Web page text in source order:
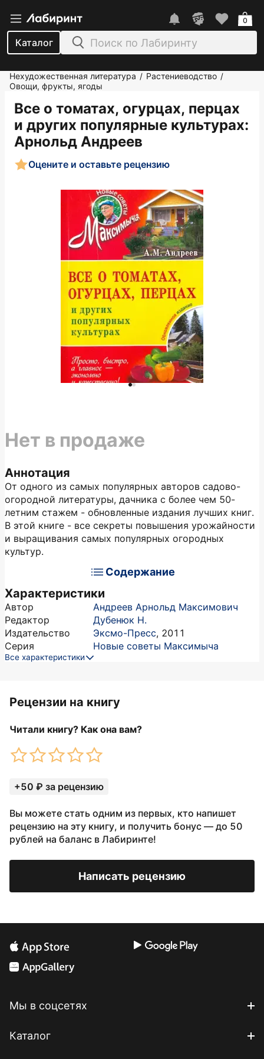
Каталог
0
Нехудожественная литература / Растениеводство /
Овощи, фрукты, ягоды
Все о томатах, огурцах, перцах
и других популярные культурах:
Арнольд Андреев
Оцените и оставьте рецензию
Аннотация
От одного из самых популярных авторов садово-
огородной литературы, дачника с более чем 50-
летним стажем - обновленные издания лучших книг.
В этой книге - все секреты повышения урожайности
и выращивания самых популярных огородных
культур.
Содержание
Характеристики
Автор
Андреев Арнольд Максимович
Редактор
Дубенюк Н.
Издательство
Эксмо-Пресс, 2011
Серия
Новые советы Максимыча
Все характеристики
Нет в продаже
Рецензии на книгу
Читали книгу? Как она вам?
+50 ₽ за рецензию
Вы можете стать одним из первых, кто напишет
рецензию на эту книгу, и получить бонус — до 50
рублей на баланс в Лабиринте!
Написать рецензию
Мы в соцсетях
Каталог